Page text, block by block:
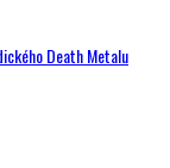
Death Metalu